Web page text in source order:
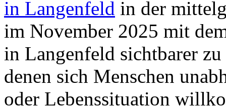
in Langenfeld in der
im November 2025 mit
in Langenfeld sichtbarer
denen sich Menschen
oder Lebenssituation